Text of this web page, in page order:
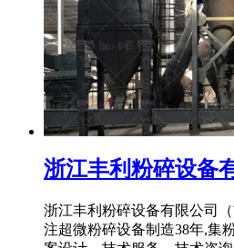
浙江丰利粉碎设备
浙江丰利粉碎设备有限公司
注超微粉碎设备制造38年,集